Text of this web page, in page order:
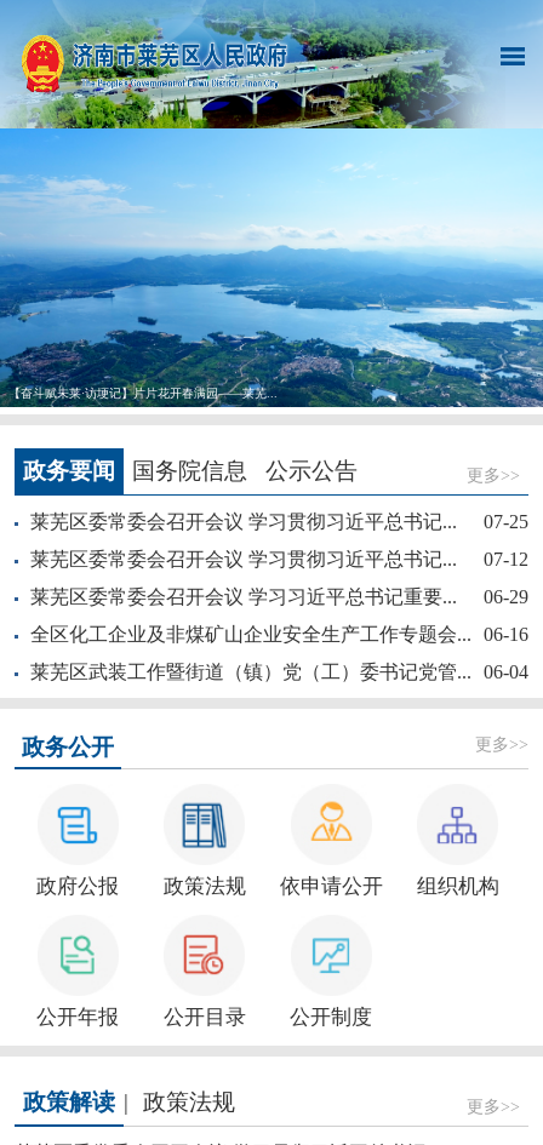
【奋斗赋未莱·访埂记】片片花开春满园——莱芜...
新大众文艺全民秀 | 莱芜区“活悦莱芜”文艺...
莱芜区政协“深耕红色文化讲好莱芜故事”商量活...
政务要闻 国务院信息 公示公告 更多>>
莱芜区委常委会召开会议 学习贯彻习近平总书记...
07-25
莱芜区委常委会召开会议 学习贯彻习近平总书记...
07-12
莱芜区委常委会召开会议 学习习近平总书记重要...
06-29
全区化工企业及非煤矿山企业安全生产工作专题会...
06-16
莱芜区武装工作暨街道（镇）党（工）委书记党管...
06-04
政务公开 更多>>
政府公报 政策法规 依申请公开 组织机构
公开年报 公开目录 公开制度
政策解读 | 政策法规 更多>>